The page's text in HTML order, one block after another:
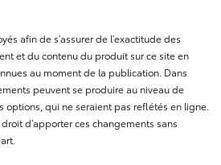
afin de s’assurer de l’exactitude des
et du contenu du produit sur ce site en
au moment de la publication. Dans
peuvent se produire au niveau de
options, qui ne seraient pas reflétés en ligne.
d’apporter ces changements sans